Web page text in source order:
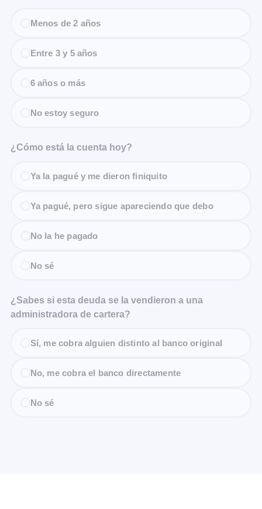
Menos de 2 años
Entre 3 y 5 años
6 años o más
No estoy seguro
¿Cómo está la cuenta hoy?
Ya la pagué y me dieron finiquito
Ya pagué, pero sigue apareciendo que debo
No la he pagado
No sé
¿Sabes si esta deuda se la vendieron a una
administradora de cartera?
Sí, me cobra alguien distinto al banco original
No, me cobra el banco directamente
No sé